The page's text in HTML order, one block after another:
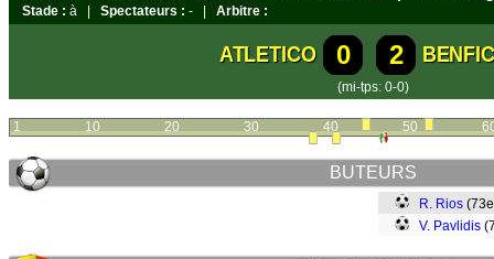
Stade : à | Spectateurs : - | Arbitre :
ATLETICO 0 2
(mi-tps: 0-0)
1 10 20 30 40 50
BUTEURS
R. Rios
V. Pavlidis